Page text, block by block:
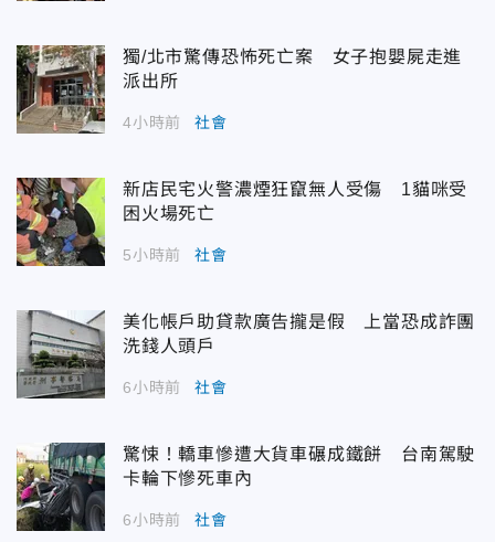
獨/北市驚傳恐怖死亡案 女子抱嬰屍走進
派出所
4小時前 社會
新店民宅火警濃煙狂竄無人受傷 1貓咪受
困火場死亡
5小時前 社會
美化帳戶助貸款廣告攏是假 上當恐成詐團
洗錢人頭戶
6小時前 社會
驚悚！轎車慘遭大貨車碾成鐵餅 台南駕駛
卡輪下慘死車內
6小時前 社會